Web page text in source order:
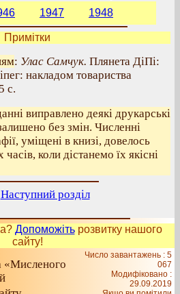
1947 1948
Примітки
: Улас Самчук. Плянета ДіПі:
накладом товариства
с.
виправлено деякі друкарські
без змін. Численні
уміщені в книзі, довелось
коли дістанемо їх якісні
Наступний розділ
Допоможітьрозвитку нашого
сайту!
«Мисленого
Число завантажень : 5
067
Модифіковано :
29.09.2019